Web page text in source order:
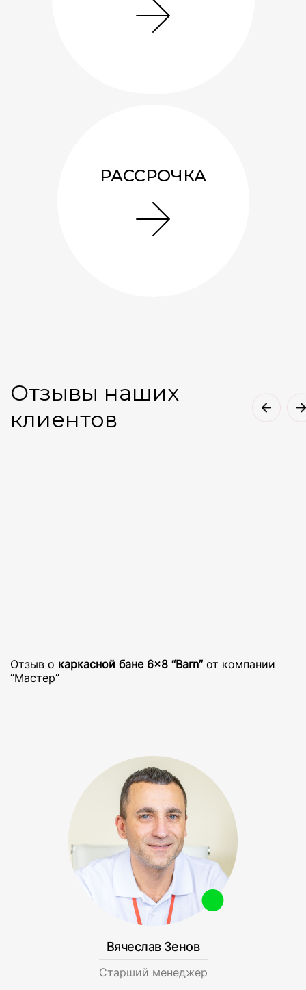
РАССРОЧКА
Отзывы наших
клиентов
Отзыв о каркасной бане 6×8 “Barn” от компании
“Мастер”
Вячеслав Зенов
Cтарший менеджер
Беседка 3х3 «Сюрприз»
руб.